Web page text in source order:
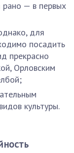
рано — в первых
для
посадить
прекрасно
Орловским
культуры.